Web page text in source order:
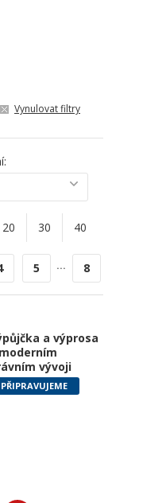
Vynulovat filtry
20 30 40
5 ... 8
a výprosa
vývoji
PŘIPRAVUJEME